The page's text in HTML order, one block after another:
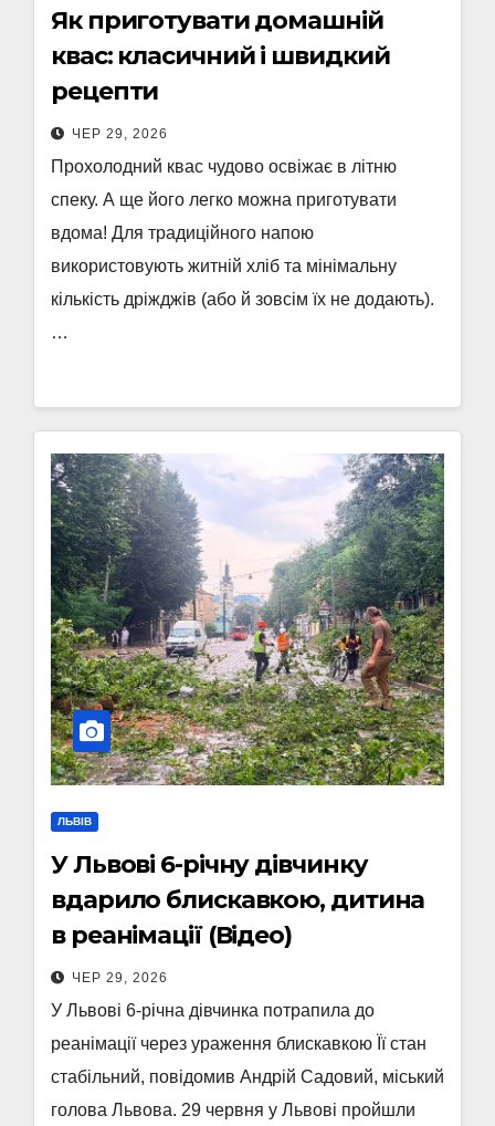
Як приготувати домашній
квас: класичний і швидкий
рецепти
ЧЕР 29, 2026
Прохолодний квас чудово освіжає в літню
спеку. А ще його легко можна приготувати
вдома! Для традиційного напою
використовують житній хліб та мінімальну
кількість дріжджів (або й зовсім їх не додають).
…
ЛЬВІВ
У Львові 6-річну дівчинку
вдарило блискавкою, дитина
в реанімації (Відео)
ЧЕР 29, 2026
У Львові 6-річна дівчинка потрапила до
реанімації через ураження блискавкою Її стан
стабільний, повідомив Андрій Садовий, міський
голова Львова. 29 червня у Львові пройшли